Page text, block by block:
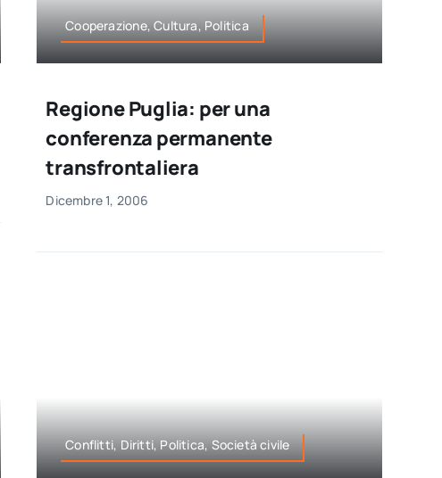
Cooperazione, Cultura, Politica
Regione Puglia: per una
conferenza permanente
transfrontaliera
Dicembre 1, 2006
Conflitti, Diritti, Politica, Società civile